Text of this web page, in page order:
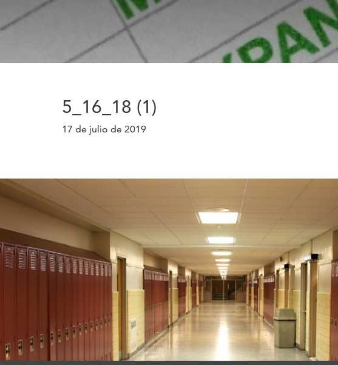
5_16_18 (1)
17 de julio de 2019